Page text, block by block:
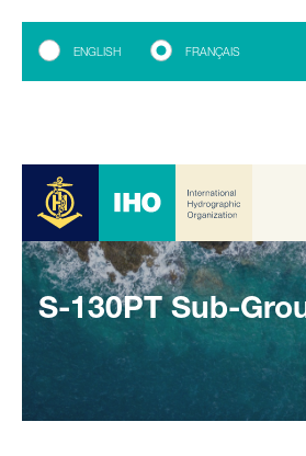
ENGLISH FRANÇAIS
S-130PT Sub-